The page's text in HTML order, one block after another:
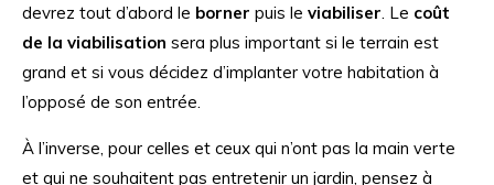
devrez tout d’abord le borner puis le viabiliser. Le coût
de la viabilisation sera plus important si le terrain est
grand et si vous décidez d’implanter votre habitation à
l’opposé de son entrée.
À l’inverse, pour celles et ceux qui n’ont pas la main verte
et qui ne souhaitent pas entretenir un jardin, pensez à